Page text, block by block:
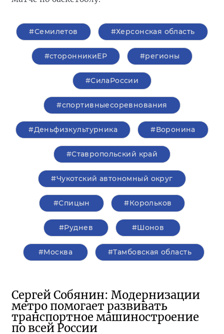
#Семилетов #Херсонская область
#сторонникиЕР #регионы
#СилаРоссии
#спортивныесоревнования
#Деньфизкультурника #Воронина
#Ставропольский край
#Чукотский автономный округ
#Спицын #Корольков
#Руднев #Шонов
#Москва #Тамбовская область
Сергей Собянин: Модернизации
метро помогает развивать
транспортное машиностроение
по всей России